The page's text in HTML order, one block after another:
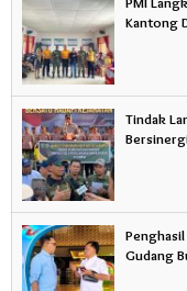
Kantong
Tindak
Gudang